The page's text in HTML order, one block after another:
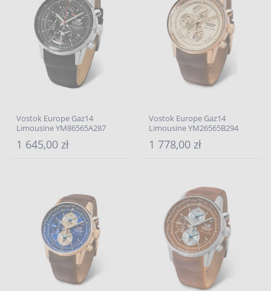
Vostok Europe Gaz14
Limousine YM86565A287
1 645,00 zł
Vostok Europe Gaz14
Limousine YM26565B294
1 778,00 zł